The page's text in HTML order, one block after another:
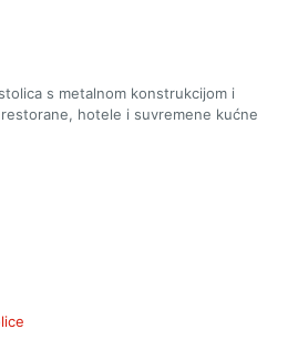
s metalnom konstrukcijom i
hotele i suvremene kućne